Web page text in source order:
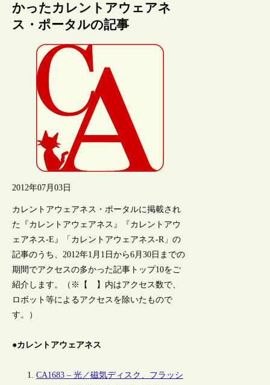
かったカレントアウェアネ
ス・ポータルの記事
2012年07月03日
カレントアウェアネス・ポータルに掲載され
た『カレントアウェアネス』『カレントアウ
ェアネス-E』「カレントアウェアネス-R」の
記事のうち、2012年1月1日から6月30日までの
期間でアクセスの多かった記事トップ10をご
紹介します。（※【 】内はアクセス数で、
ロボット等によるアクセスを除いたもので
す。）
●カレントアウェアネス
CA1683 – 光／磁気ディスク、フラッシ